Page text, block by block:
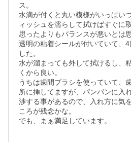
ス。
水滴が付くと丸い模様がいっぱい
ィッシュを濡らして拭けばすぐに
思ったよりもバランスが悪いとは
透明の粘着シールが付いていて、
した。
水が溜まっても外して拭けるし、
くから良い。
うちは歯間ブラシを使っていて、
所に挿してますが、パンパンに入
渉する事があるので、入れ方に気
ころが残念かな。
でも、まぁ満足しています。